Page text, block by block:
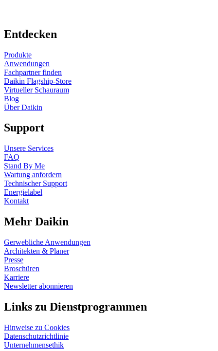
Entdecken
Produkte
Anwendungen
Fachpartner finden
Daikin Flagship-Store
Virtueller Schauraum
Blog
Über Daikin
Support
Unsere Services
FAQ
Stand By Me
Wartung anfordern
Technischer Support
Energielabel
Kontakt
Mehr Daikin
Gerwebliche Anwendungen
Architekten & Planer
Presse
Broschüren
Karriere
Newsletter abonnieren
Links zu Dienstprogrammen
Hinweise zu Cookies
Datenschutzrichtlinie
Unternehmensethik